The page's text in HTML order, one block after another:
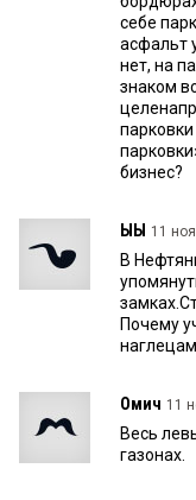
себе
асфальт
нет, на
знаком
бизнес?
ЫЫ 11
В
Почему
Омич 11
Весь
газонах.